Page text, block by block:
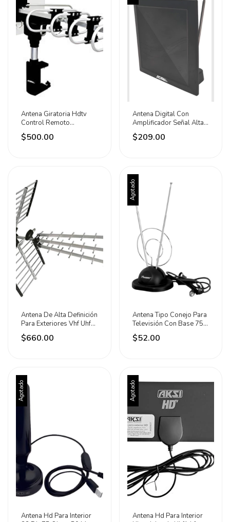
Antena Giratoria Hdtv
Control Remoto
Resistente Adir
$500.00
Antena Digital Con
Amplificador Señal Alta
Definición Adir
$209.00
Antena De Alta Definición
Para Exteriores Vhf Uhf
Adir
$660.00
Agotado
Antena Tipo Conejo Para
Televisión Con Base 75
Ohms Hosser Negro
$52.00
Agotado
Antena Hd Para Interior
Agotado
Antena Hd Para Interior